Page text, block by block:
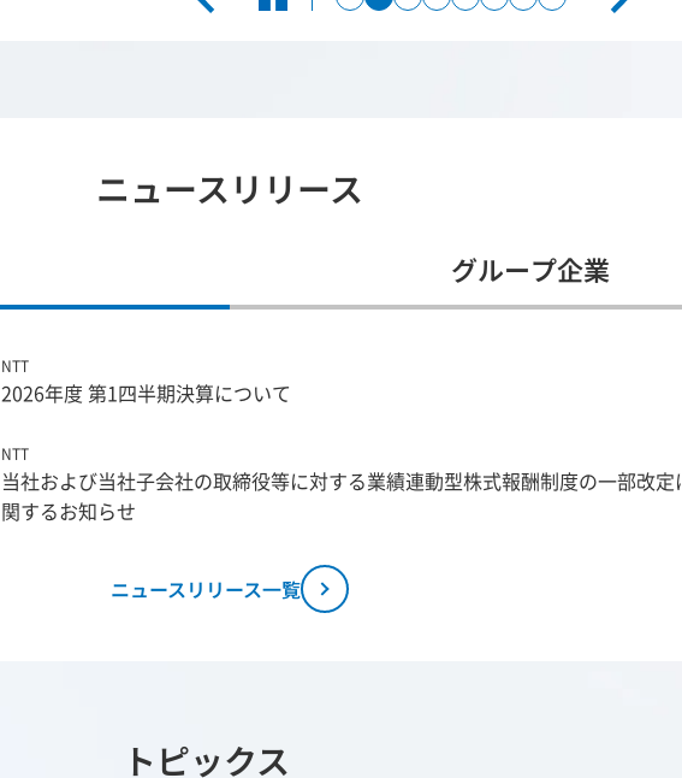
ニュースリリース
グループ企業
NTT
2026年度 第1四半期決算について
NTT
当社および当社子会社の取締役等に対する業績連動型株式報酬制度の一部改
関するお知らせ
ニュースリリース一覧
トピックス